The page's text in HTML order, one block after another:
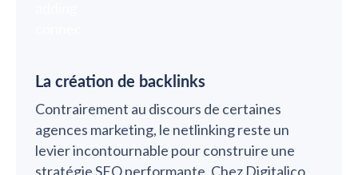
La création de backlinks
Contrairement au discours de certaines
agences marketing, le netlinking reste un
levier incontournable pour construire une
stratégie SEO performante. Chez Digitalico,